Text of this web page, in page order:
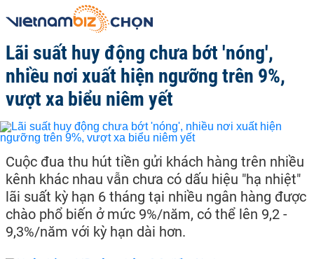
Lãi suất huy động chưa bớt 'nóng',
nhiều nơi xuất hiện ngưỡng trên 9%,
vượt xa biểu niêm yết
Cuộc đua thu hút tiền gửi khách hàng trên nhiều
kênh khác nhau vẫn chưa có dấu hiệu "hạ nhiệt"
lãi suất kỳ hạn 6 tháng tại nhiều ngân hàng được
chào phổ biến ở mức 9%/năm, có thể lên 9,2 -
9,3%/năm với kỳ hạn dài hơn.